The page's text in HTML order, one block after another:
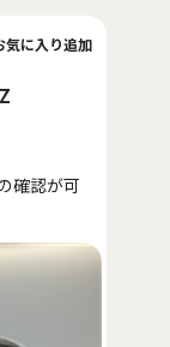
気に入り追加
確認が可